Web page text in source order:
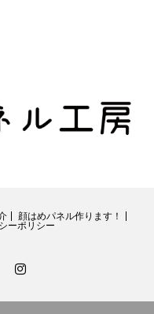
顔はめパネル作ります！
ーポリシー